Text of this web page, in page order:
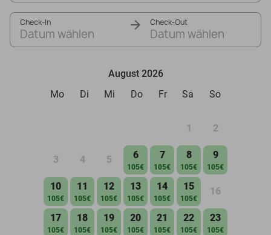
Check-In
Datum wählen
Check-Out
Datum wählen
August 2026
Mo
Di Mi Do Fr Sa So
1 2
3 4 5 6
105€
7
105€
8
105€
9
105€
10
105€
11
105€
12
105€
13
105€
14
105€
15
105€
16
17
105€
18
105€
19
105€
20
105€
21
105€
22
105€
23
105€